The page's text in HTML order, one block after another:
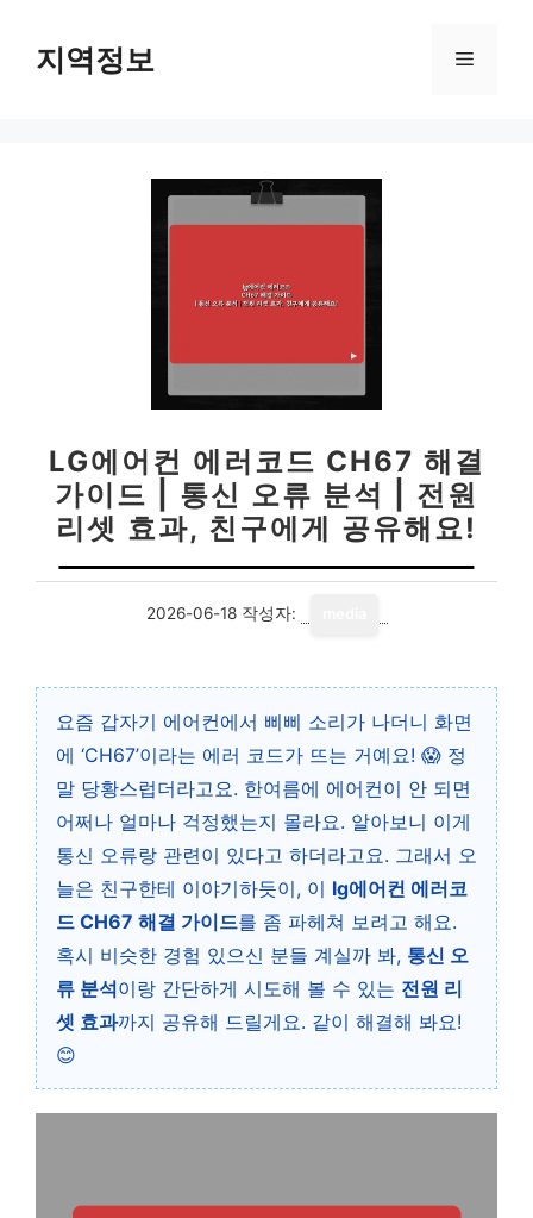
지역정보 메
LG에어컨 에러코드 CH67 해결
가이드 | 통신 오류 분석 | 전원
리셋 효과, 친구에게 공유해요!
2026-06-18 작성자:
요즘 갑자기 에어컨에서 삐삐 소리가 나더니 화면
에 ‘CH67’이라는 에러 코드가 뜨는 거예요! 😱 정
말 당황스럽더라고요. 한여름에 에어컨이 안 되면
어쩌나 얼마나 걱정했는지 몰라요. 알아보니 이게
통신 오류랑 관련이 있다고 하더라고요. 그래서 오
늘은 친구한테 이야기하듯이, 이 lg에어컨 에러코
드 CH67 해결 가이드를 좀 파헤쳐 보려고 해요.
혹시 비슷한 경험 있으신 분들 계실까 봐, 통신 오
류 분석이랑 간단하게 시도해 볼 수 있는 전원 리
셋 효과까지 공유해 드릴게요. 같이 해결해 봐요!
😊